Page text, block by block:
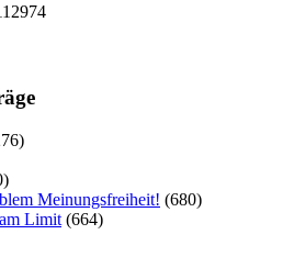
Meinungsfreiheit! (680)
Limit (664)